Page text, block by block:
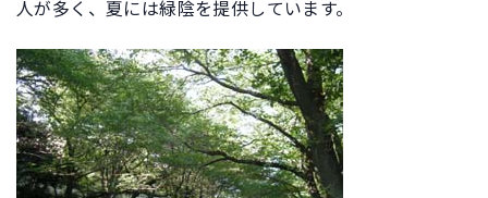
人が多く、夏には緑陰を提供しています。